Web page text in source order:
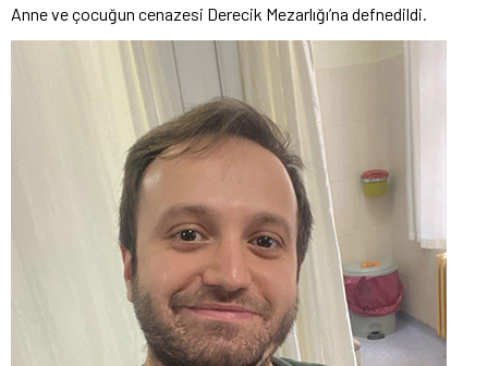
Anne ve çocuğun cenazesi Derecik Mezarlığı’na defnedildi.